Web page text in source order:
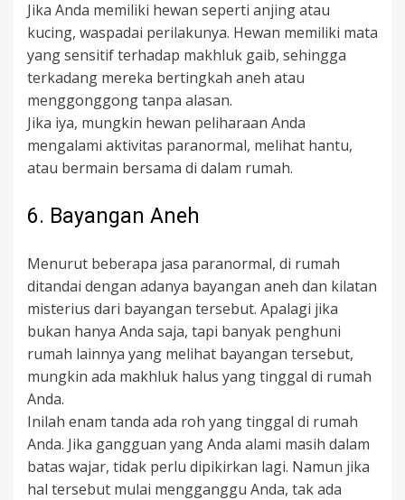
Jika Anda memiliki hewan seperti anjing atau
kucing, waspadai perilakunya. Hewan memiliki mata
yang sensitif terhadap makhluk gaib, sehingga
terkadang mereka bertingkah aneh atau
menggonggong tanpa alasan.
Jika iya, mungkin hewan peliharaan Anda
mengalami aktivitas paranormal, melihat hantu,
atau bermain bersama di dalam rumah.
6. Bayangan Aneh
Menurut beberapa jasa paranormal, di rumah
ditandai dengan adanya bayangan aneh dan kilatan
misterius dari bayangan tersebut. Apalagi jika
bukan hanya Anda saja, tapi banyak penghuni
rumah lainnya yang melihat bayangan tersebut,
mungkin ada makhluk halus yang tinggal di rumah
Anda.
Inilah enam tanda ada roh yang tinggal di rumah
Anda. Jika gangguan yang Anda alami masih dalam
batas wajar, tidak perlu dipikirkan lagi. Namun jika
hal tersebut mulai mengganggu Anda, tak ada